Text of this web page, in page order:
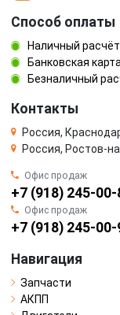
Способ оплаты
Наличный расчёт
Банковская карта
Безналичный
Контакты
Россия,
Россия, Ростов-
Офис продаж
+7 (918) 245-00-
Офис продаж
+7 (918) 245-00-
Навигация
Запчасти
АКПП